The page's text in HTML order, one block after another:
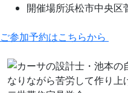
開催場所浜松市中央区
ご参加予約はこちらから